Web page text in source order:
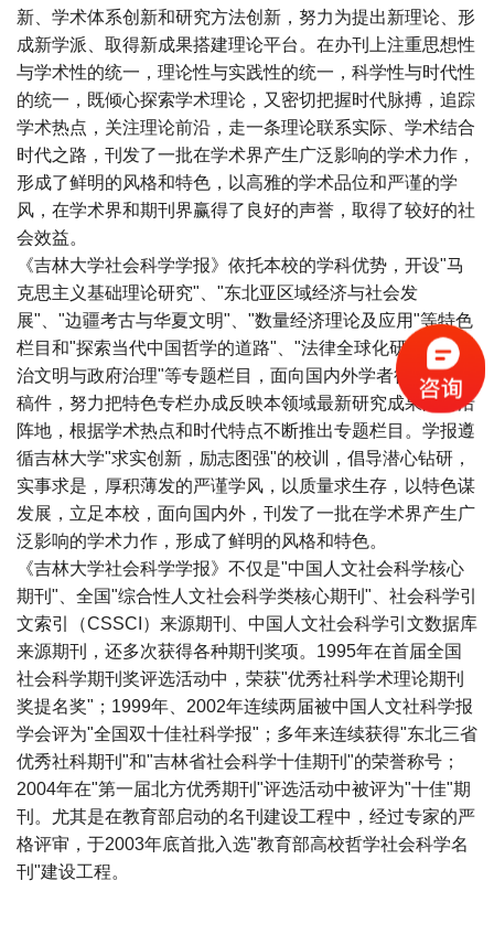
新、学术体系创新和研究方法创新，努力为提出新理论、形
成新学派、取得新成果搭建理论平台。在办刊上注重思想性
与学术性的统一，理论性与实践性的统一，科学性与时代性
的统一，既倾心探索学术理论，又密切把握时代脉搏，追踪
学术热点，关注理论前沿，走一条理论联系实际、学术结合
时代之路，刊发了一批在学术界产生广泛影响的学术力作，
形成了鲜明的风格和特色，以高雅的学术品位和严谨的学
风，在学术界和期刊界赢得了良好的声誉，取得了较好的社
会效益。
《吉林大学社会科学学报》依托本校的学科优势，开设"马
克思主义基础理论研究"、"东北亚区域经济与社会发
展"、"边疆考古与华夏文明"、"数量经济理论及应用"等特色
栏目和"探索当代中国哲学的道路"、"法律全球化研究"、"政
治文明与政府治理"等专题栏目，面向国内外学者征集优秀
稿件，努力把特色专栏办成反映本领域最新研究成果的前沿
阵地，根据学术热点和时代特点不断推出专题栏目。学报遵
循吉林大学"求实创新，励志图强"的校训，倡导潜心钻研，
实事求是，厚积薄发的严谨学风，以质量求生存，以特色谋
发展，立足本校，面向国内外，刊发了一批在学术界产生广
泛影响的学术力作，形成了鲜明的风格和特色。
《吉林大学社会科学学报》不仅是"中国人文社会科学核心
期刊"、全国"综合性人文社会科学类核心期刊"、社会科学引
文索引（CSSCI）来源期刊、中国人文社会科学引文数据库
来源期刊，还多次获得各种期刊奖项。1995年在首届全国
社会科学期刊奖评选活动中，荣获"优秀社科学术理论期刊
奖提名奖"；1999年、2002年连续两届被中国人文社科学报
学会评为"全国双十佳社科学报"；多年来连续获得"东北三省
优秀社科期刊"和"吉林省社会科学十佳期刊"的荣誉称号；
2004年在"第一届北方优秀期刊"评选活动中被评为"十佳"期
刊。尤其是在教育部启动的名刊建设工程中，经过专家的严
格评审，于2003年底首批入选"教育部高校哲学社会科学名
刊"建设工程。